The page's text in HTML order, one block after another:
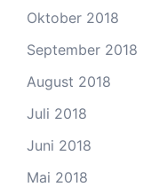
Oktober 2018
September 2018
August 2018
Juli 2018
Juni 2018
Mai 2018